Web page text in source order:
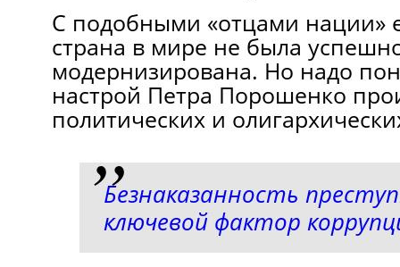
С подобными «отцами нации»
страна в мире не была
модернизирована. Но надо
настрой Петра Порошенко
политических и
Безнаказанность
ключевой фактор